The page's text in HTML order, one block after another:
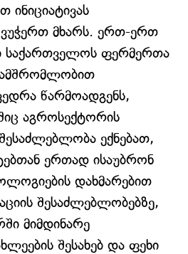
ინიციატივას
მხარს. ერთ-ერთ
საქართველოს ფერმერთა
წარმოადგენს,
აგროსექტორის
ექნებათ,
ერთად ისაუბრონ
დახმარებით
შესაძლებლობებზე,
მიმდინარე
შესახებ და ფეხი